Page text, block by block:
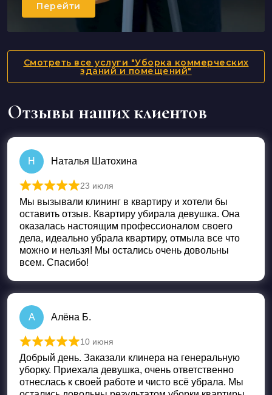
Перейти
Смотреть все услуги "Уборка коммерческих
зданий и помещений"
Отзывы наших клиентов
Н Наталья Шатохина
Оценка
23 июля
Мы вызывали клининг в квартиру и хотели бы
оставить отзыв. Квартиру убирала девушка. Она
оказалась настоящим профессионалом своего
дела, идеально убрала квартиру, отмыла все что
можно и нельзя! Мы остались очень довольны
всем. Спасибо!
А Алёна Б.
Оценка
10 июня
Добрый день. Заказали клинера на генеральную
уборку. Приехала девушка, очень ответственно
отнеслась к своей работе и чисто всё убрала. Мы